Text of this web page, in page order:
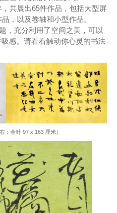
共展出65件作品，包括大型屏
，以及卷轴和小型作品。
，充分利用了空间之美，可以
感。请看看触动你心灵的书法
：金叶 97 x 163 厘米）